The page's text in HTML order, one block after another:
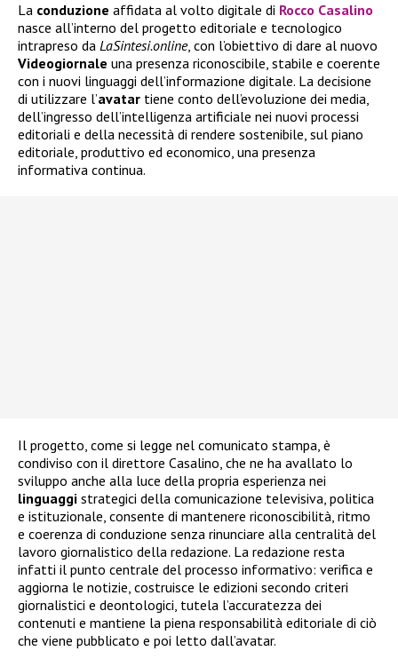
La conduzione affidata al volto digitale di Rocco Casalino
nasce all’interno del progetto editoriale e tecnologico
intrapreso da LaSintesi.online, con l’obiettivo di dare al nuovo
Videogiornale una presenza riconoscibile, stabile e coerente
con i nuovi linguaggi dell’informazione digitale. La decisione
di utilizzare l’avatar tiene conto dell’evoluzione dei media,
dell’ingresso dell’intelligenza artificiale nei nuovi processi
editoriali e della necessità di rendere sostenibile, sul piano
editoriale, produttivo ed economico, una presenza
informativa continua.
Il progetto, come si legge nel comunicato stampa, è
condiviso con il direttore Casalino, che ne ha avallato lo
sviluppo anche alla luce della propria esperienza nei
linguaggi strategici della comunicazione televisiva, politica
e istituzionale, consente di mantenere riconoscibilità, ritmo
e coerenza di conduzione senza rinunciare alla centralità del
lavoro giornalistico della redazione. La redazione resta
infatti il punto centrale del processo informativo: verifica e
aggiorna le notizie, costruisce le edizioni secondo criteri
giornalistici e deontologici, tutela l’accuratezza dei
contenuti e mantiene la piena responsabilità editoriale di ciò
che viene pubblicato e poi letto dall’avatar.